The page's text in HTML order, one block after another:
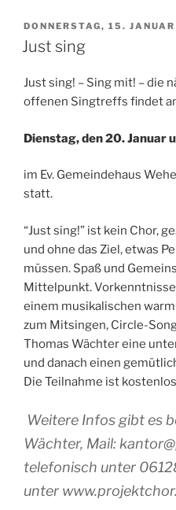
VERÖFFENTLICHT
AM
DONNERSTAG, 15.
Just sing
Just sing! – Sing mit! – die
offenen Singtreffs findet
Dienstag, den 20. Januar
im Ev. Gemeindehaus
statt.
“Just sing!” ist kein Chor,
und ohne das Ziel, etwas
müssen. Spaß und
Mittelpunkt.
einem musikalischen
zum Mitsingen, Circle-
Thomas Wächter eine
und danach einen
Die Teilnahme ist
Weitere Infos gibt es
Wächter, Mail:
telefonisch unter
unter